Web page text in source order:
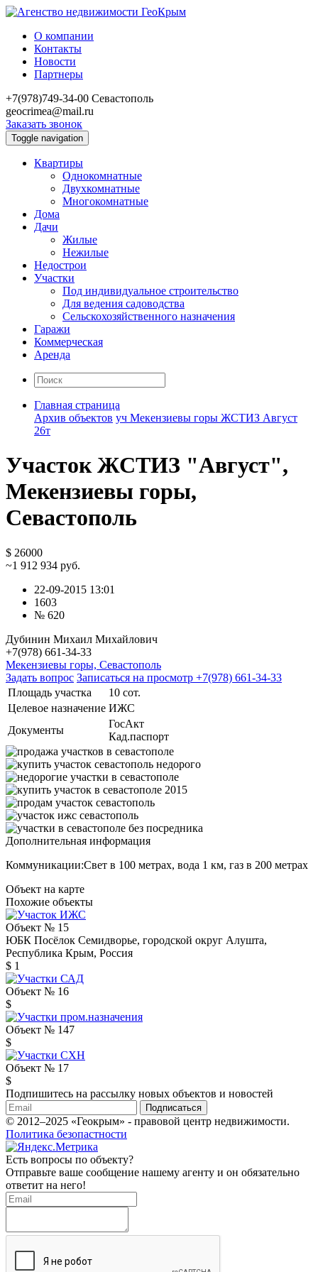
О компании
Контакты
Новости
Партнеры
+7(978)749-34-00 Севастополь
geocrimea@mail.ru
Заказать звонок
Toggle navigation
Квартиры
Однокомнатные
Двухкомнатные
Многокомнатные
Дома
Дачи
Жилые
Нежилые
Недострои
Участки
Под индивидуальное строительство
Для ведения садоводства
Сельскохозяйственного назначения
Гаражи
Коммерческая
Аренда
Главная страница
Архив объектов уч Мекензиевы горы ЖСТИЗ Август
26т
Участок ЖСТИЗ "Август",
Мекензиевы горы,
Севастополь
$ 26000
~1 912 934 руб.
22-09-2015 13:01
1603
№ 620
Дубинин Михаил Михайлович
+7(978) 661-34-33
Мекензиевы горы, Севастополь
Задать вопрос Записаться на просмотр +7(978) 661-34-33
Площадь участка
10 сот.
Целевое назначение ИЖС
Документы
ГосАкт
Кад.паспорт
Дополнительная информация
Коммуникации:Свет в 100 метрах, вода 1 км, газ в 200 метрах
Объект на карте
Похожие объекты
Объект № 15
ЮБК Посёлок Семидворье, городской округ Алушта,
Республика Крым, Россия
$ 1
Объект № 16
$
Объект № 147
$
Объект № 17
$
Подпишитесь на рассылку новых объектов и новостей
Подписаться
© 2012–2025 «Геокрым» - правовой центр недвижимости.
Политика безопастности
Есть вопросы по объекту?
Отправьте ваше сообщение нашему агенту и он обязательно
ответит на него!